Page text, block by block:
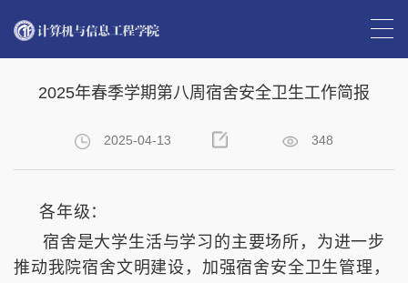
>> 正文
2025年春季学期第八周宿舍安全卫生工作简报
2025-04-13 348
各年级：
宿舍是大学生活与学习的主要场所，为进一步
推动我院宿舍文明建设，加强宿舍安全卫生管理，